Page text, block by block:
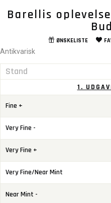
Barellis
ØNSKELISTE
Antikvarisk
Stand
1.
Fine +
Very Fine -
Very Fine +
Very Fine/Near Mint
Near Mint -